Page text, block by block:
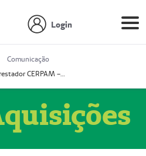
Login
Comunicação
Prestador CERPAM – Centro de Reabilitação S/S Ltda-ME (52004274-8)